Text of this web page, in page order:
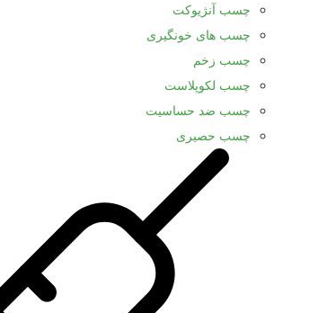
چسب آنژیوکت
چسب های خونگیری
چسب زخم
چسب لکوپلاست
چسب ضد حساسیت
چسب حصیری